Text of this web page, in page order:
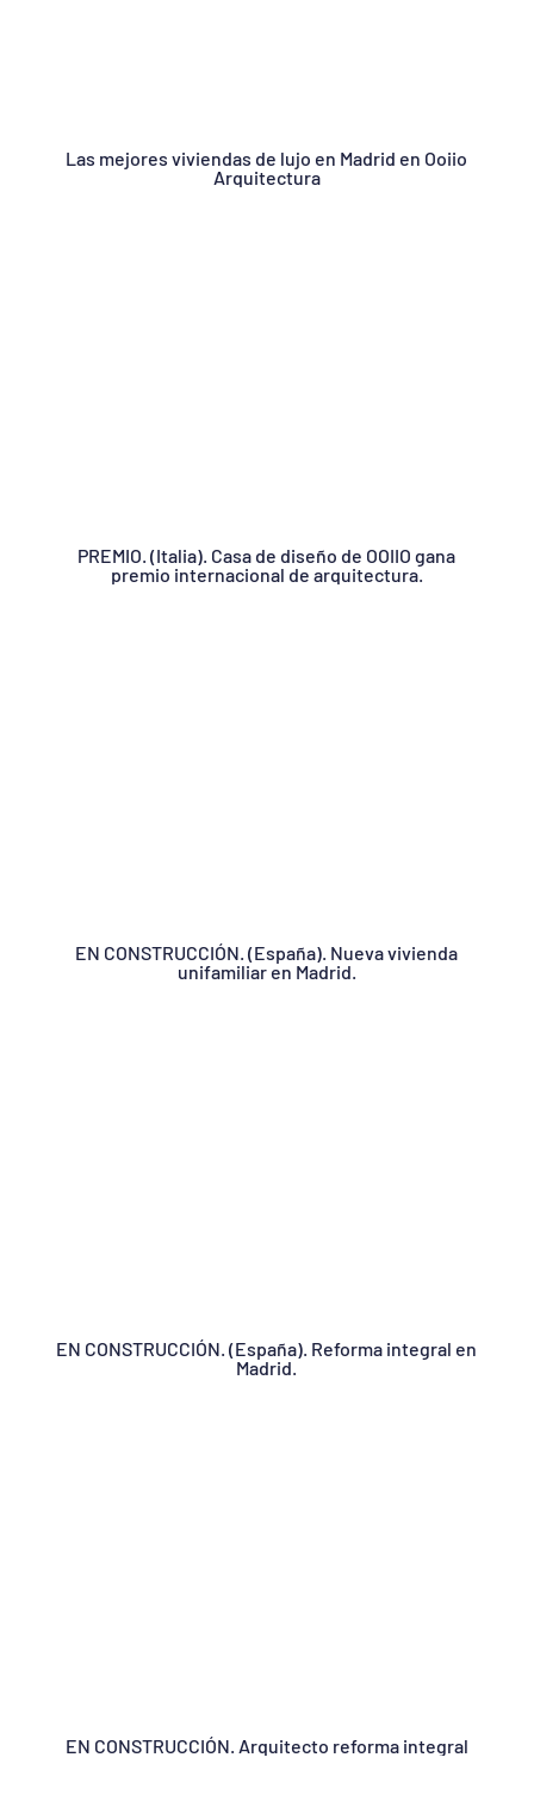
Las mejores viviendas de lujo en Madrid en Ooiio
Arquitectura
PREMIO. (Italia). Casa de diseño de OOIIO gana
premio internacional de arquitectura.
EN CONSTRUCCIÓN. (España). Nueva vivienda
unifamiliar en Madrid.
EN CONSTRUCCIÓN. (España). Reforma integral en
Madrid.
EN CONSTRUCCIÓN. Arquitecto reforma integral